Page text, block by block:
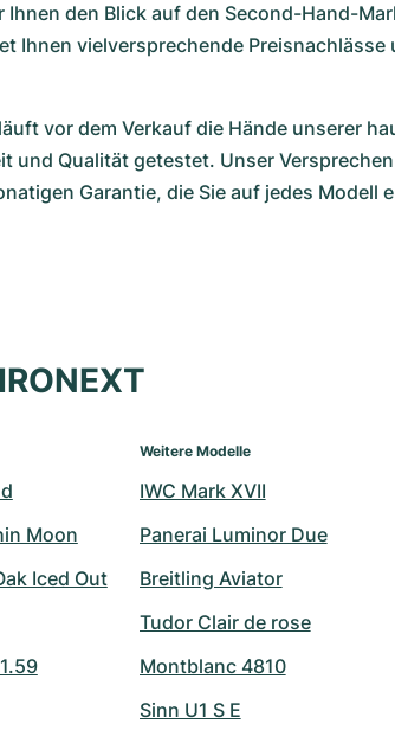
den Blick auf den Second-Hand-
Ihnen vielversprechende Preisnachlässe
vor dem Verkauf die Hände unserer
und Qualität getestet. Unser Versprechen
Garantie, die Sie auf jedes Modell
Moon
Iced Out
Weitere Modelle
IWC Mark XVII
Panerai Luminor Due
Breitling Aviator
Tudor Clair de rose
Montblanc 4810
Sinn U1 S E